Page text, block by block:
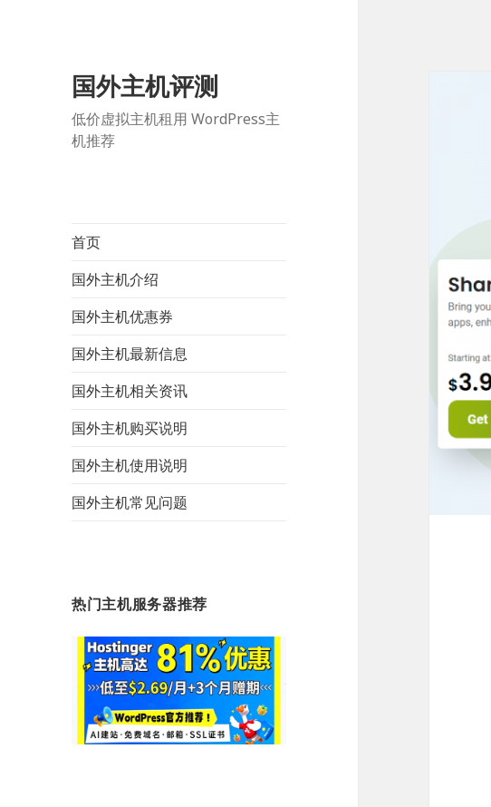
国外主机评测
低价虚拟主机租用 WordPress主
机推荐
首页
国外主机介绍
国外主机优惠券
国外主机最新信息
国外主机相关资讯
国外主机购买说明
国外主机使用说明
国外主机常见问题
热门主机服务器推荐